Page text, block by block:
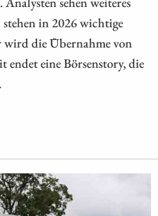
in 2026 wichtige
die Übernahme von
endet eine Börsenstory, die